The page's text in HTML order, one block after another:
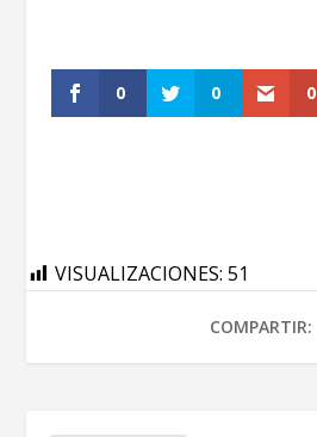
0 0 0
VISUALIZACIONES: 51
COMPARTIR: